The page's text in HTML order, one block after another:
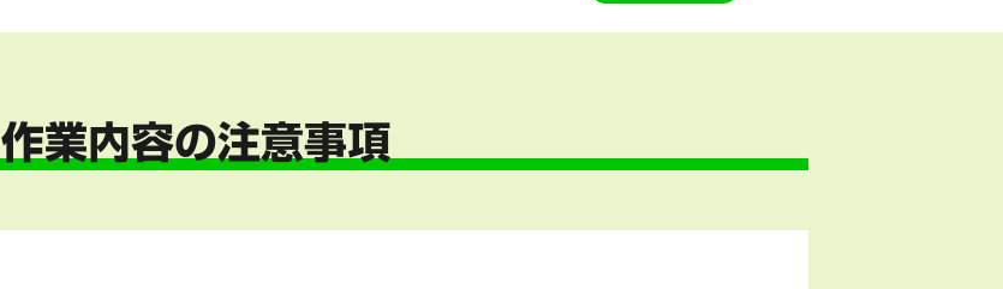
作業内容の注意事項